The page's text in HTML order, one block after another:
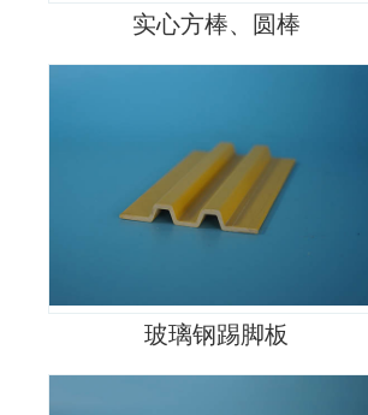
实心方棒、圆棒
玻璃钢踢脚板